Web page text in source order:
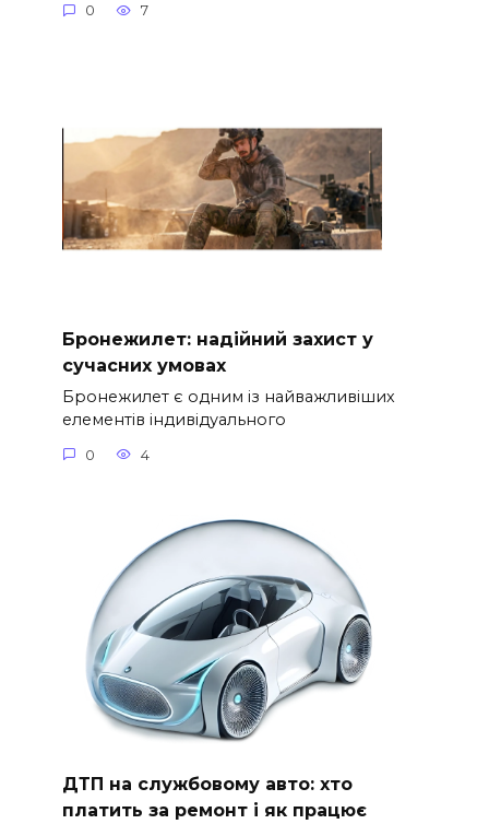
0 7
Бронежилет: надійний захист у
сучасних умовах
Бронежилет є одним із найважливіших
елементів індивідуального
0 4
ДТП на службовому авто: хто
платить за ремонт і як працює